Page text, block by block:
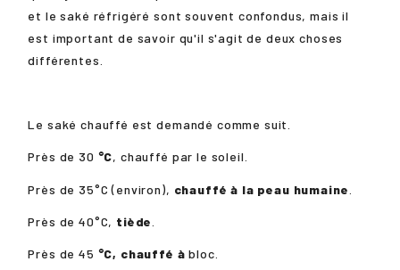
et le saké réfrigéré sont souvent confondus, mais il
est important de savoir qu'il s'agit de deux choses
différentes.
Le saké chauffé est demandé comme suit.
Près de 30 °C, chauffé par le soleil.
Près de 35°C (environ), chauffé à la peau humaine
Près de 40°C, tiède
Près de 45 °C, chauffé à bloc.